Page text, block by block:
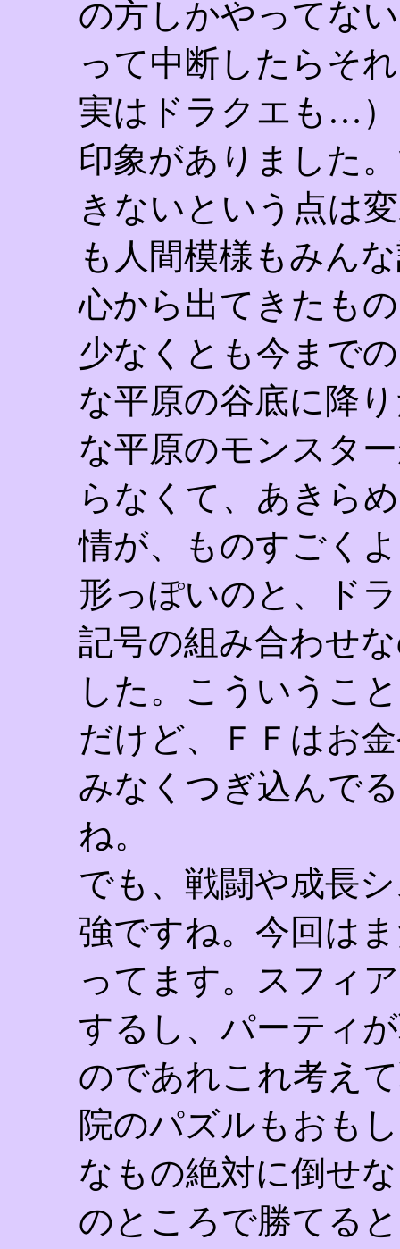
の方しかやってな
って中断したらそ
実はドラクエも…
印象がありました
きないという点は
も人間模様もみん
心から出てきたも
少なくとも今まで
な平原の谷底に降
な平原のモンスタ
らなくて、あきら
情が、ものすごく
形っぽいのと、ド
記号の組み合わせ
した。こういうこ
だけど、ＦＦはお
みなくつぎ込んで
ね。
でも、戦闘や成長
強ですね。今回は
ってます。スフィ
するし、パーティ
のであれこれ考え
院のパズルもおも
なもの絶対に倒せ
のところで勝てる